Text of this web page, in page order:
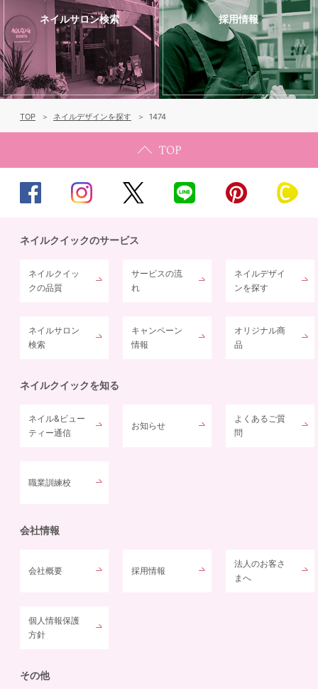
ネイルサロン検索 採用情報
TOP ネイルデザインを探す 1474
ネイルクイックのサービス
ネイルクイッ
クの品質
サービスの流
れ
ネイルデザイ
ンを探す
ネイルサロン
検索
キャンペーン
情報
オリジナル商
品
ネイルクイックを知る
ネイル&ビュー
ティー通信
お知らせ
よくあるご質
問
職業訓練校
会社情報
会社概要 採用情報
法人のお客さ
まへ
個人情報保護
方針
その他